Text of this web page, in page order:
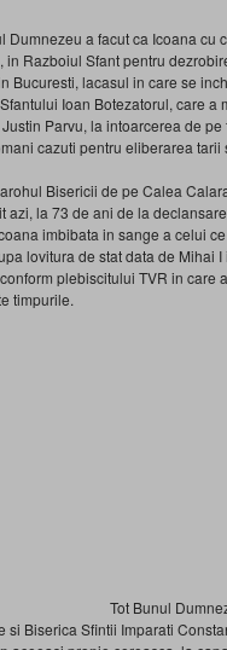
Dumnezeu a facut ca Icoana cu
Razboiul Sfant pentru
Bucuresti, lacasul in care se
Ioan Botezatorul, care a
Parvu, la intoarcerea de
cazuti pentru eliberarea
Bisericii de pe Calea
azi, la 73 de ani de la
imbibata in sange a celui
lovitura de stat data de Mihai
plebiscitului TVR in care
timpurile.
Tot Bunul
Biserica Sfintii Imparati